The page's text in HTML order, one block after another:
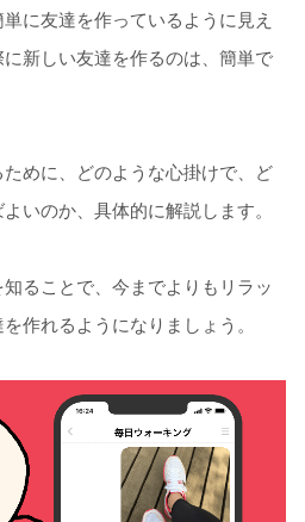
に友達を作っているように見え
新しい友達を作るのは、簡単で
めに、どのような心掛けで、ど
いのか、具体的に解説します。
知ることで、今までよりもリラッ
作れるようになりましょう。